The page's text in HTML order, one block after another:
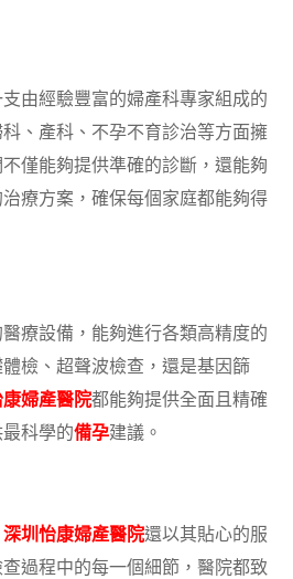
由經驗豐富的婦產科專家組成的
、產科、不孕不育診治等方面擁
僅能夠提供準確的診斷，還能夠
療方案，確保每個家庭都能夠得
療設備，能夠進行各類高精度的
檢、超聲波檢查，還是基因篩
婦產醫院都能夠提供全面且精確
科學的備孕建議。
深圳怡康婦產醫院還以其貼心的服
過程中的每一個細節，醫院都致